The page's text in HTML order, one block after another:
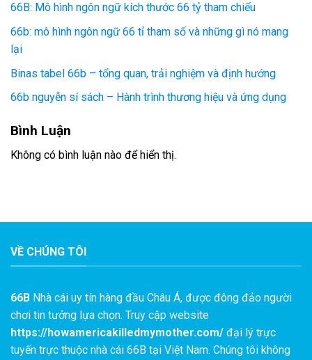
66B: Mô hình ngôn ngữ kích thước 66 tỷ tham chiếu
66b: mô hình ngôn ngữ 66 tỉ tham số và những gì nó mang
lại
Binas tabel 66b – tổng quan, trải nghiệm và định hướng
66b nguyễn sí sách – Hành trình thương hiệu và ứng dụng
Bình Luận
Không có bình luận nào để hiển thị.
VỀ CHÚNG TÔI
66B Nhà cái uy tín hàng đầu Châu Á, được đông đảo người
chơi tin tưởng lựa chọn. Truy cập website
https://howamericakilledmymother.com/ đại lý trực
tuyến trực thuộc nhà cái 66B tại Việt Nam. Chúng tôi không